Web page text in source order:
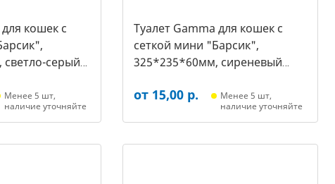
кошек c
серый
Менее 5 шт,
наличие уточняйте
Туалет Gamma для кошек c
сеткой мини "Барсик",
325*235*60мм, сиреневый
от 15,00 р.
Менее 5 шт,
наличие уточняйте